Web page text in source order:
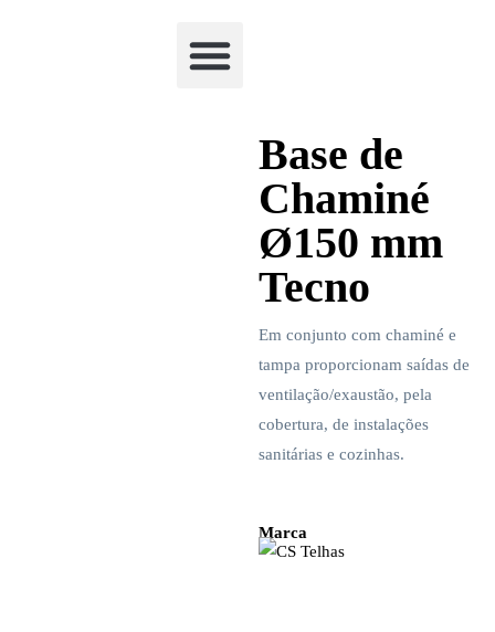
Base de
Chaminé
Ø150 mm
Tecno
Em conjunto com chaminé e
tampa proporcionam saídas de
ventilação/exaustão, pela
cobertura, de instalações
sanitárias e cozinhas.
Marca